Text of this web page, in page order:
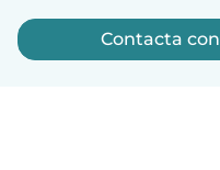
Contacta